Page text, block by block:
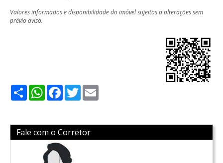
Valores informados e disponibilidade do imóvel sujeitos a alterações sem
prévio aviso.
ShareWhatsApp
Facebook
Twitter
Fale com o Corretor